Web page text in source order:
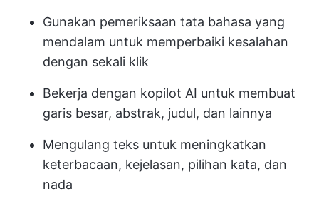
Gunakan pemeriksaan tata bahasa yang
mendalam untuk memperbaiki kesalahan
dengan sekali klik
Bekerja dengan kopilot AI untuk membuat
garis besar, abstrak, judul, dan lainnya
Mengulang teks untuk meningkatkan
keterbacaan, kejelasan, pilihan kata, dan
nada